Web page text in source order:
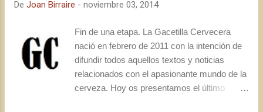
formuladas por los convocantes de esta 93ª
terminológica. Por desgracia, mi liquidez y
como querría, y siendo un hombre felizmente
casado con una fantástica mujer que sólo
tiene tolerancia y cierto agrado por la cerveza
De Joan Birraire - noviembre 03, 2014
Fin de una etapa. La Gacetilla Cervecera
nació en febrero de 2011 con la intención de
difundir todos aquellos textos y noticias
relacionados con el apasionante mundo de la
cerveza. Hoy os presentamos el último